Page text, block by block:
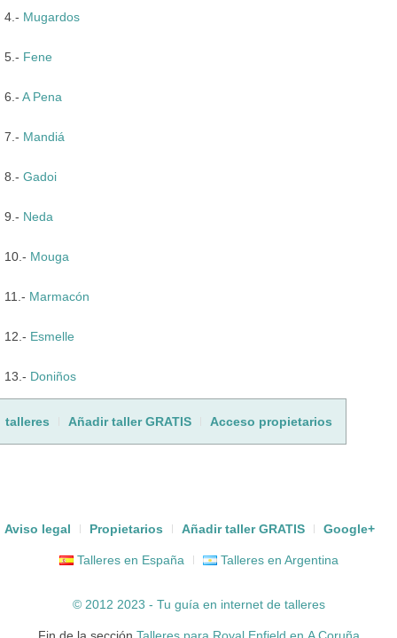
4.- Mugardos
5.- Fene
6.- A Pena
7.- Mandiá
8.- Gadoi
9.- Neda
10.- Mouga
11.- Marmacón
12.- Esmelle
13.- Doniños
talleres Añadir taller GRATIS Acceso propietarios
Aviso legal Propietarios Añadir taller GRATIS Google+
Talleres en España Talleres en Argentina
© 2012 2023 - Tu guía en internet de talleres
Fin de la sección Talleres para Royal Enfield en A Coruña